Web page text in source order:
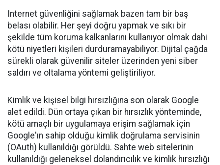
Internet güvenliğini sağlamak bazen tam bir baş
belası olabilir. Her şeyi doğru yapmak ve sıkı bir
şekilde tüm koruma kalkanlarını kullanıyor olmak dahi
kötü niyetleri kişileri durduramayabiliyor. Dijital çağda
sürekli olarak güvenilir siteler üzerinden yeni siber
saldırı ve oltalama yöntemi geliştiriliyor.
Kimlik ve kişisel bilgi hırsızlığına son olarak Google
alet edildi. Dün ortaya çıkan bir hırsızlık yönteminde,
kötü amaçlı bir uygulamaya erişim sağlamak için
Google'ın sahip olduğu kimlik doğrulama servisinin
(OAuth) kullanıldığı görüldü. Sahte web sitelerinin
kullanıldığı geleneksel dolandırıcılık ve kimlik hırsızlığı